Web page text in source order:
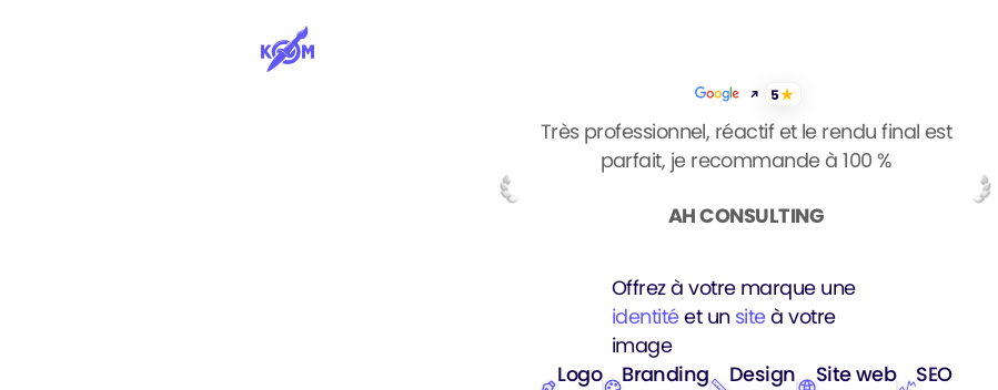
Google Avis
5
Très professionnel, réactif et le rendu final est
parfait, je recommande à 100 %
AH CONSULTING
Offrez à votre marque une
identitéet un siteà votre
image
Logo
Branding Design Site web SEO